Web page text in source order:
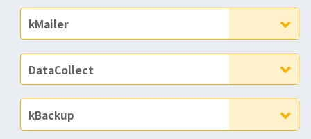
kMailer
DataCollect
kBackup